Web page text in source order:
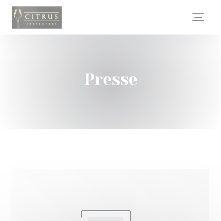
Personnalisation de vos choix en matière de cookies
Presse